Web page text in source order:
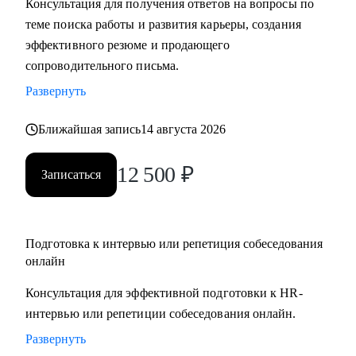
• Подготовлю вас к собеседованию и дам практические
рекомендации для успешного ведения сложных
в карьере, которая принесет вам максимальную
реализацию и доход
Разработаю быструю и эффективную стратегию поиска
новой работы
стали лучшим кандидатом в команде
• Разработаю личный пошаговый план (дорожную карту)
для быстрого и успешного перехода на новую, более
проверенные методики для преодоления выгорания и
Консультация для получения ответов на вопросы по
теме поиска работы и развития карьеры, создания
эффективного резюме и продающего
сопроводительного письма.
Развернуть
Ближайшая запись14 августа 2026
Записаться 12 500 ₽
Подготовка к интервью или репетиция собеседования
онлайн
Консультация для эффективной подготовки к HR-
интервью или репетиции собеседования онлайн.
Развернуть